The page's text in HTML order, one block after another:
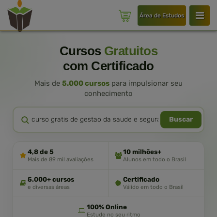
Área de Estudos
Cursos Gratuitos
com Certificado
Mais de 5.000 cursos para impulsionar seu
conhecimento
Buscar
4,8 de 5
Mais de 89 mil avaliações
10 milhões+
Alunos em todo o Brasil
5.000+ cursos
e diversas áreas
Certificado
Válido em todo o Brasil
100% Online
Estude no seu ritmo